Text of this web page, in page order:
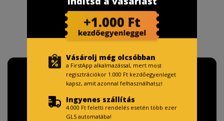
Vásárolj még olcsóbban
a FirstApp alkalmazással, mert most
regisztrációkor 1.000 Ft kezdőegyenleget
kapsz, amit azonnal felhasználhatsz!
Ingyenes szállítás
4.000 Ft feletti rendelés esetén több ezer
GLS automatába!